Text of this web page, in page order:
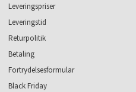
Leveringspriser
Leveringstid
Returpolitik
Betaling
Fortrydelsesformular
Black Friday